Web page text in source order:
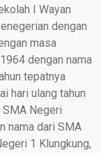
I Wayan
dengan
masa
dengan nama
tepatnya
hari ulang tahun
SMA Negeri
nama dari SMA
1 Klungkung,